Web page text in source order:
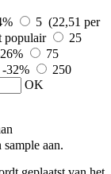
5 (22,51 per
populair
25
75
-32%
250
OK
aan.